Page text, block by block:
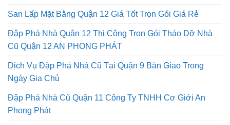
San Lấp Mặt Bằng Quận 12 Giá Tốt Trọn Gói Giá Rẻ
Đập Phá Nhà Quận 12 Thi Công Trọn Gói Tháo Dỡ Nhà
Cũ Quận 12 AN PHONG PHÁT
Dịch Vụ Đập Phá Nhà Cũ Tại Quận 9 Bàn Giao Trong
Ngày Gia Chủ
Đập Phá Nhà Cũ Quận 11 Công Ty TNHH Cơ Giới An
Phong Phát